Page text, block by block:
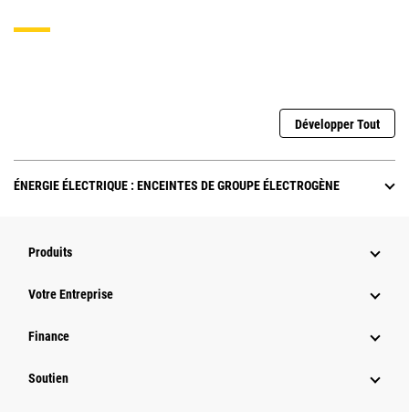
Développer Tout
ÉNERGIE ÉLECTRIQUE : ENCEINTES DE GROUPE ÉLECTROGÈNE
Produits
Votre Entreprise
Finance
Soutien